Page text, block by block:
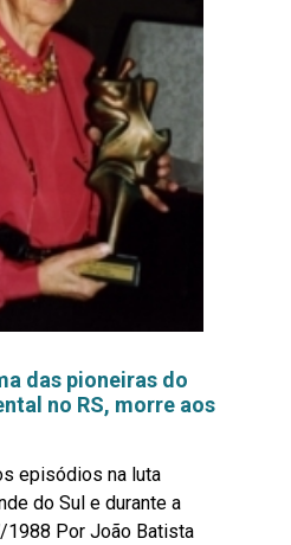
das pioneiras do
no RS, morre aos
episódios na luta
do Sul e durante a
Por João Batista